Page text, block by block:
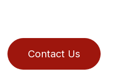
Contact Us